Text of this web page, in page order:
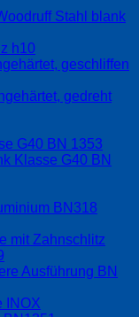
Stahl blank
h10
geschliffen
gedreht
G40 BN 1353
Klasse G40 BN
BN318
mit Zahnschlitz
Ausführung BN
INOX